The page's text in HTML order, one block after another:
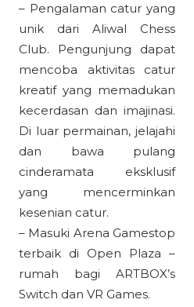
– Pengalaman catur yang
unik dari Aliwal Chess
Club. Pengunjung dapat
mencoba aktivitas catur
kreatif yang memadukan
kecerdasan dan imajinasi.
Di luar permainan, jelajahi
dan bawa pulang
cinderamata eksklusif
yang mencerminkan
kesenian catur.
– Masuki Arena Gamestop
terbaik di Open Plaza –
rumah bagi ARTBOX’s
Switch dan VR Games.